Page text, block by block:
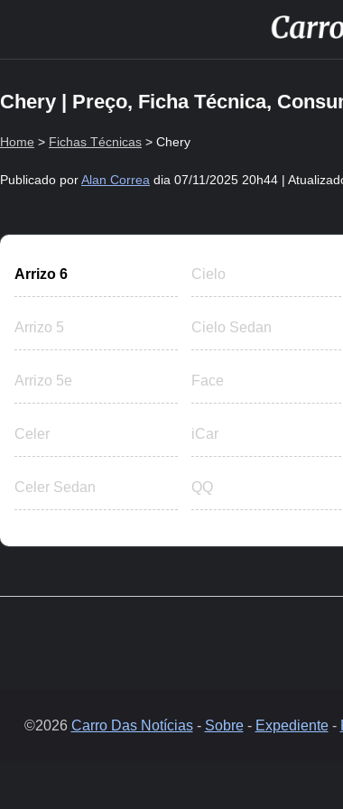
Chery | Preço, Ficha Técnica,
Home > Fichas Técnicas > Chery
Publicado porAlan Correa dia 07/11/2025 20h44 |
Arrizo 6
Arrizo 5
Arrizo 5e
Celer
Celer Sedan
Cielo
Cielo Sedan
Face
iCar
QQ
©2026 Carro Das Notícias- Sobre- Expediente-